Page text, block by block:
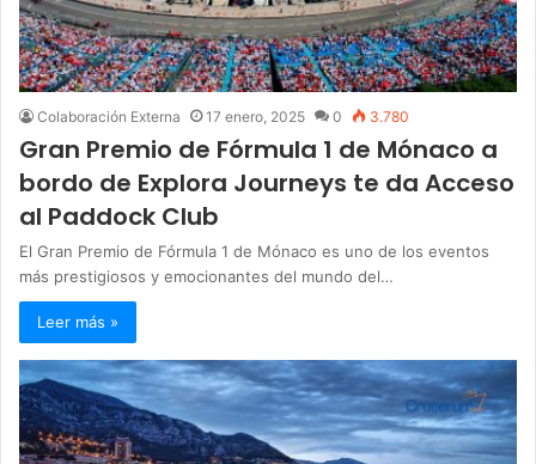
Colaboración Externa 17 enero, 2025 0 3.780
Gran Premio de Fórmula 1 de Mónaco a
bordo de Explora Journeys te da Acceso
al Paddock Club
El Gran Premio de Fórmula 1 de Mónaco es uno de los eventos
más prestigiosos y emocionantes del mundo del…
Leer más »